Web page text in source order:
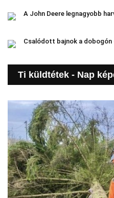
A John Deere legnagyobb
Csalódott bajnok a
Ti küldtétek - Nap